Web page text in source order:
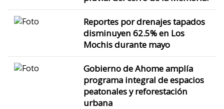
Reportes por drenajes tapados
disminuyen 62.5% en Los
Mochis durante mayo
Gobierno de Ahome amplía
programa integral de espacios
peatonales y reforestación
urbana